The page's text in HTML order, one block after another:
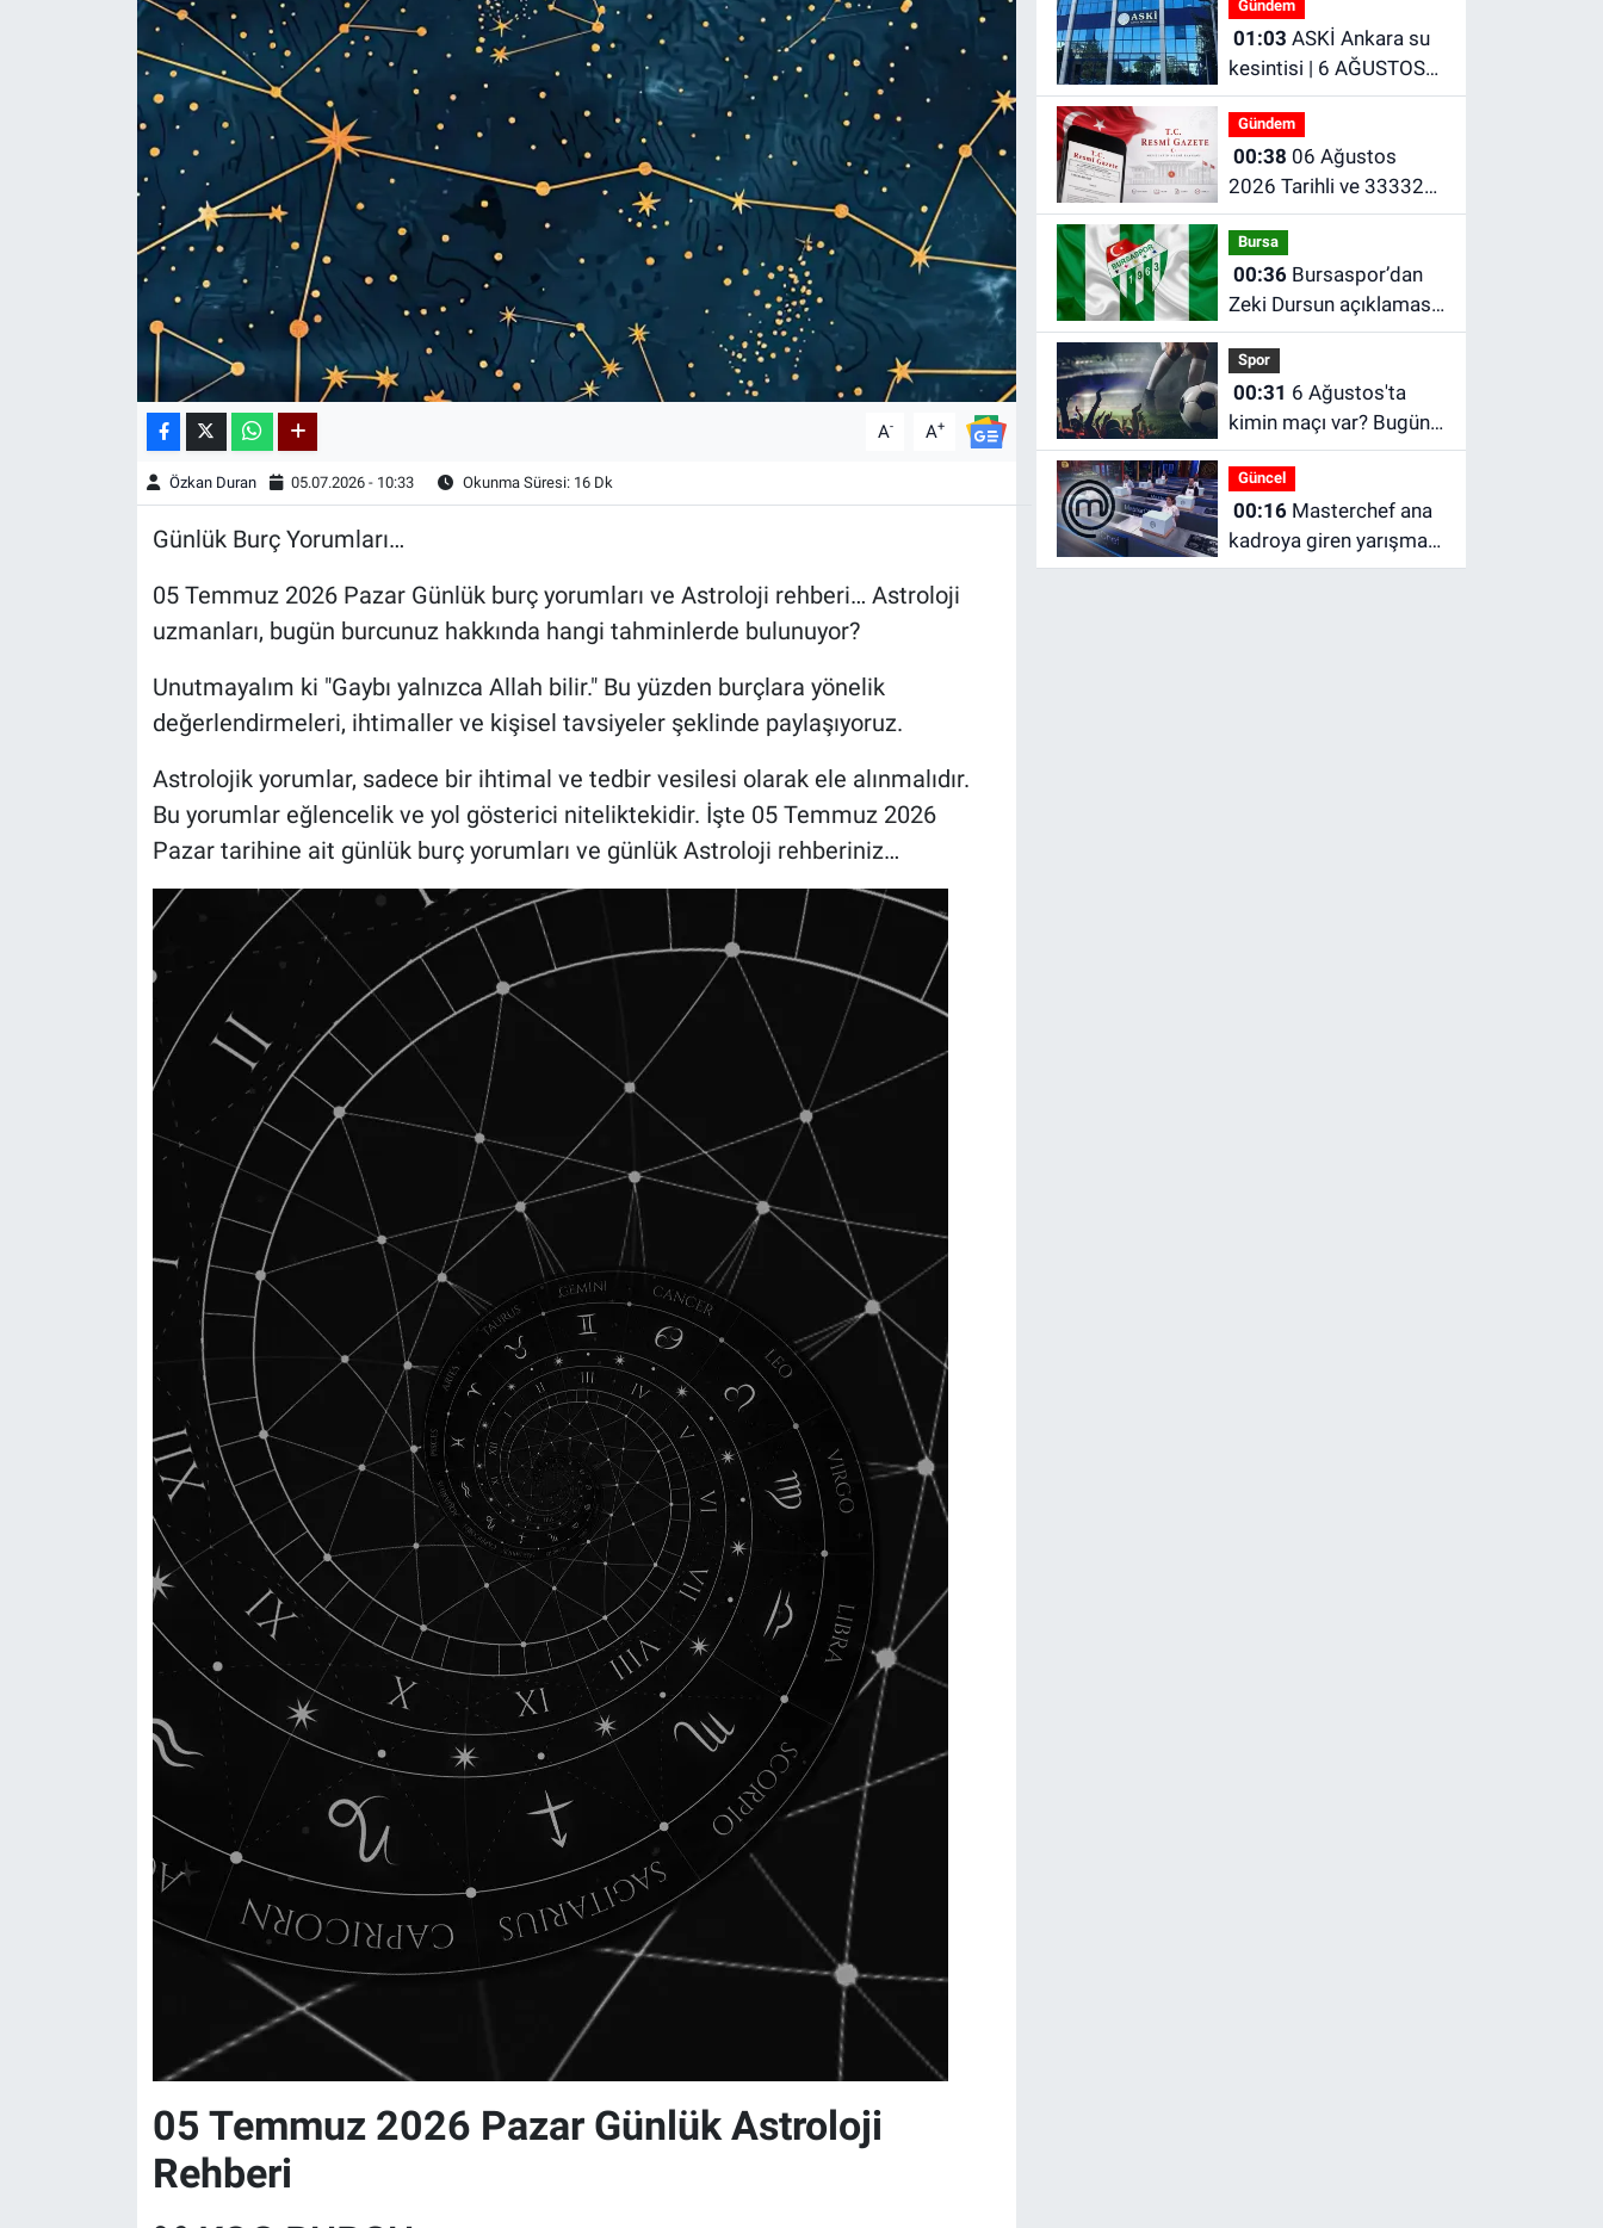
A- A+
Özkan Duran 05.07.2026 - 10:33 Okunma Süresi: 16 Dk
Günlük Burç Yorumları…
05 Temmuz 2026 Pazar Günlük burç yorumları ve Astroloji rehberi… Astroloji
uzmanları, bugün burcunuz hakkında hangi tahminlerde bulunuyor?
Unutmayalım ki "Gaybı yalnızca Allah bilir." Bu yüzden burçlara yönelik
değerlendirmeleri, ihtimaller ve kişisel tavsiyeler şeklinde paylaşıyoruz.
Astrolojik yorumlar, sadece bir ihtimal ve tedbir vesilesi olarak ele alınmalıdır.
Bu yorumlar eğlencelik ve yol gösterici niteliktekidir. İşte 05 Temmuz 2026
Pazar tarihine ait günlük burç yorumları ve günlük Astroloji rehberiniz…
05 Temmuz 2026 Pazar Günlük Astroloji
Rehberi
Gündem
01:03
kesintisi | 6 AĞUSTOS
ANKARA SU KESİNTİSİ
Gündem
00:38
2026 Tarihli ve 33332
Sayılı Resmî Gazete
Bursa
00:36Bursaspor’dan
Zeki Dursun açıklaması!
2029’a kadar…
Spor
00:31
kimin maçı var? Bugün
maç var mı? Bugün
hangi maçlar var?
Güncel
00:16Masterchef ana
kadroya giren yarışmacı
5 Ağustos 2026!
Kadın & Aile
Kültür & Sanat
Teknoloji
Astroloji-Rüya